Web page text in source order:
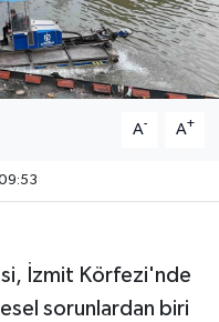
A- A+
İzmit Körfezi'nde
sorunlardan biri